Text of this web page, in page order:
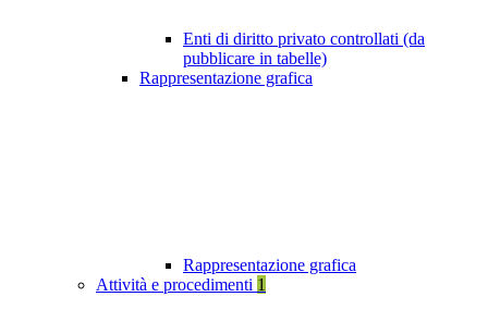
Enti di diritto privato controllati (da
pubblicare in tabelle)
Rappresentazione grafica
Rappresentazione grafica
Attività e procedimenti 1